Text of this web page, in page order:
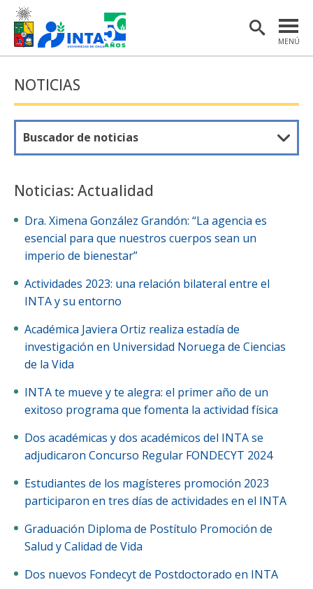
MENÚ
INSTITUTO
INVESTIGACIÓN
EXTENSIÓN Y COMUNICACIONES
MATERIAL DE INTERÉS
ENGLISH
Estudiantes
Académicas/os
NOTICIAS
Buscador de noticias
Noticias: Actualidad
Dra. Ximena González Grandón: “La agencia es
esencial para que nuestros cuerpos sean un
imperio de bienestar”
Actividades 2023: una relación bilateral entre el
INTA y su entorno
Académica Javiera Ortiz realiza estadía de
investigación en Universidad Noruega de Ciencias
de la Vida
INTA te mueve y te alegra: el primer año de un
exitoso programa que fomenta la actividad física
Dos académicas y dos académicos del INTA se
adjudicaron Concurso Regular FONDECYT 2024
Estudiantes de los magísteres promoción 2023
participaron en tres días de actividades en el INTA
Graduación Diploma de Postítulo Promoción de
Salud y Calidad de Vida
Dos nuevos Fondecyt de Postdoctorado en INTA